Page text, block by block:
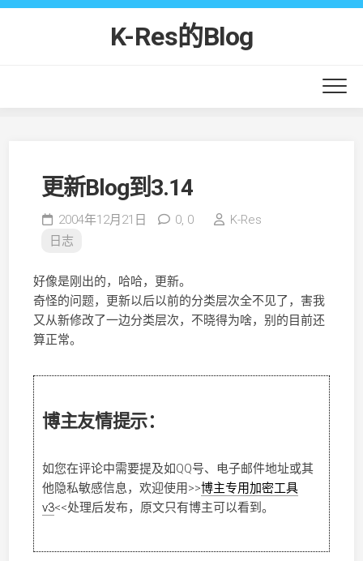
Skip
K-Res的Blog
更新Blog到3.14
2004年12月21日 0, 0
K-Res
日志
好像是刚出的，哈哈，更新。
奇怪的问题，更新以后以前的分类层次全不见了，害我
又从新修改了一边分类层次，不晓得为啥，别的目前还
算正常。
博主友情提示：
如您在评论中需要提及如QQ号、电子邮件地址或其
他隐私敏感信息，欢迎使用>>博主专用加密工具
v3<<处理后发布，原文只有博主可以看到。